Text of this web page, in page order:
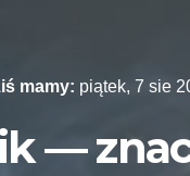
mamy: piątek, 7 sie
—